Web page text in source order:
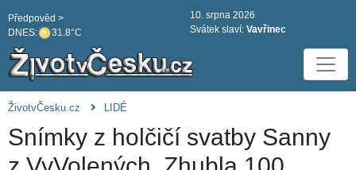
DNES: 31.8°C
Předpověd >
10. srpna 2026
Svátek slaví: Vavřinec
ŽivotvČesku.cz LIDÉ
Snímky z holčičí svatby Sanny